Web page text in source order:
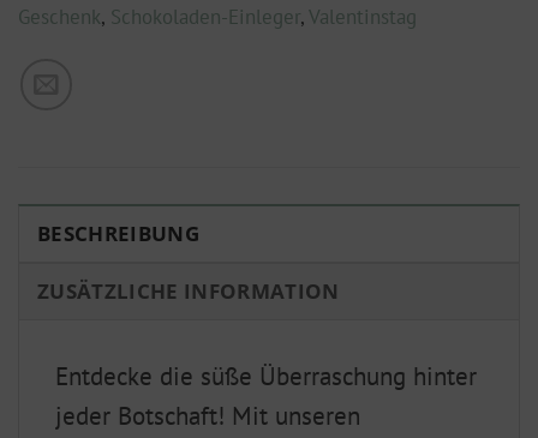
Geschenk, Schokoladen-Einleger,Valentinstag
BESCHREIBUNG
ZUSÄTZLICHE INFORMATION
Entdecke die süße Überraschung hinter
jeder Botschaft! Mit unseren